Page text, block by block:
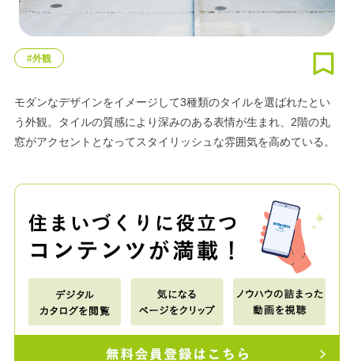
#外観
モダンなデザインをイメージして3種類のタイルを選ばれたとい
う外観。タイルの質感により深みのある表情が生まれ、2階の丸
窓がアクセントとなってスタイリッシュな雰囲気を高めている。